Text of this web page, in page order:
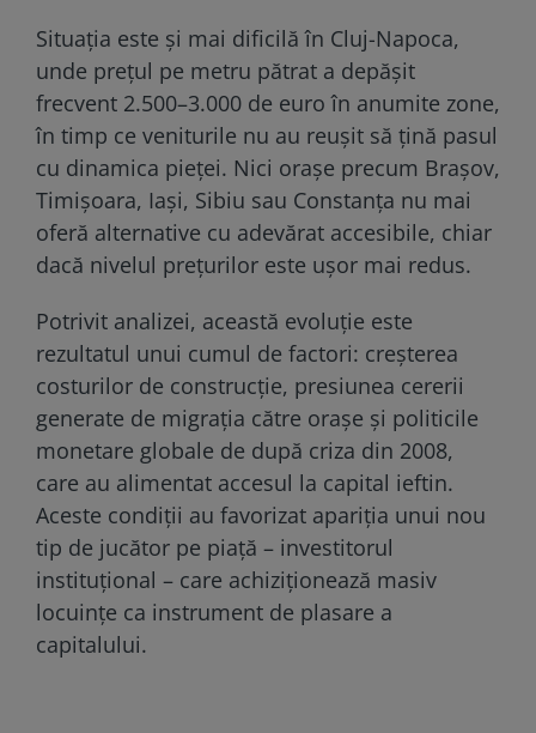
Situația este și mai dificilă în Cluj-Napoca,
unde prețul pe metru pătrat a depășit
frecvent 2.500–3.000 de euro în anumite zone,
în timp ce veniturile nu au reușit să țină pasul
cu dinamica pieței. Nici orașe precum Brașov,
Timișoara, Iași, Sibiu sau Constanța nu mai
oferă alternative cu adevărat accesibile, chiar
dacă nivelul prețurilor este ușor mai redus.
Potrivit analizei, această evoluție este
rezultatul unui cumul de factori: creșterea
costurilor de construcție, presiunea cererii
generate de migrația către orașe și politicile
monetare globale de după criza din 2008,
care au alimentat accesul la capital ieftin.
Aceste condiții au favorizat apariția unui nou
tip de jucător pe piață – investitorul
instituțional – care achiziționează masiv
locuințe ca instrument de plasare a
capitalului.